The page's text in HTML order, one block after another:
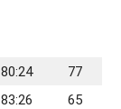
80:24
77
83:26
65